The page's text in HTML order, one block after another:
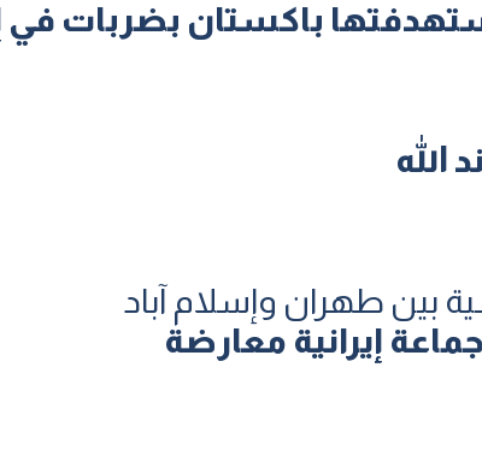
باكستان بضربات في
الله
بين طهران وإسلام آباد
إيرانية معارضة